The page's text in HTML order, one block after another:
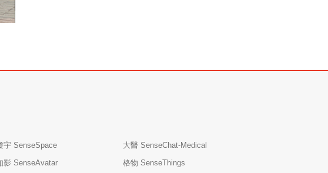
宇 SenseSpace
大醫 SenseChat-Medical
影 SenseAvatar
格物 SenseThings